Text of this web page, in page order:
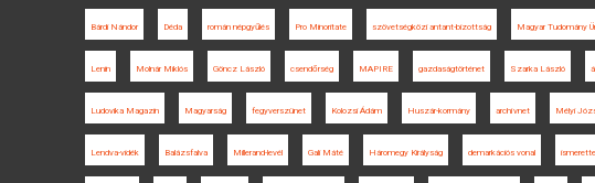
Bárdi Nándor Déda román népgyűlés Pro Minoritate szövetségközi antant-bizottság Magyar Tudomány
Lenin Molnár Miklós Göncz László csendőrség MAPIRE gazdaságtörténet Szarka László
Ludovika Magazin Magyarság fegyverszünet Kolozsi Ádám Huszár-kormány archívnet Mélyi
Lendva-vidék Balázsfalva Millerand-levél Gali Máté Háromegy Királyság demarkációs vonal